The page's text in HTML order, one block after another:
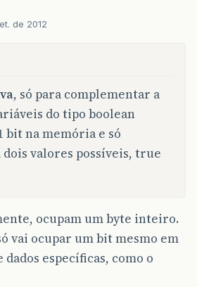
de 2012
, só para complementar a
do tipo boolean
bit na memória e só
valores possíveis, true
ocupam um byte inteiro.
vai ocupar um bit mesmo em
específicas, como o